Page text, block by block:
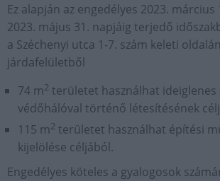
Ez alapján az engedélyes 2023.
2023. május 31. napjáig terjedő
a Széchenyi utca 1-7. szám keleti
járdafelületből
74 m2 területet használhat ideiglenes
védőhálóval történő létesítésének
115 m2 területet használhat építési
kijelölése céljából.
Engedélyes köteles a gyalogosok